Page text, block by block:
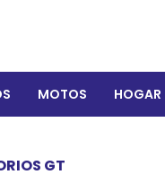
MOTOS HOGAR
GT